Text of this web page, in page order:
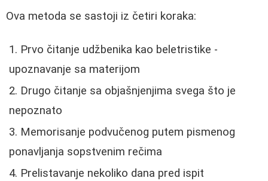
Ova metoda se sastoji iz četiri koraka:
Prvo čitanje udžbenika kao beletristike -
upoznavanje sa materijom
Drugo čitanje sa objašnjenjima svega što je
nepoznato
Memorisanje podvučenog putem pismenog
ponavljanja sopstvenim rečima
Prelistavanje nekoliko dana pred ispit